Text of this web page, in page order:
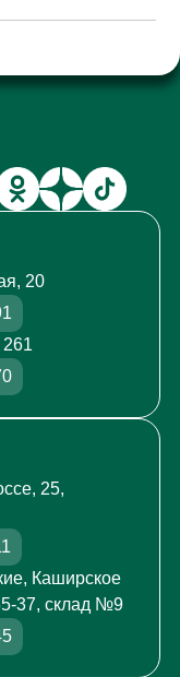
20
261
25,
Каширское
37, склад №9